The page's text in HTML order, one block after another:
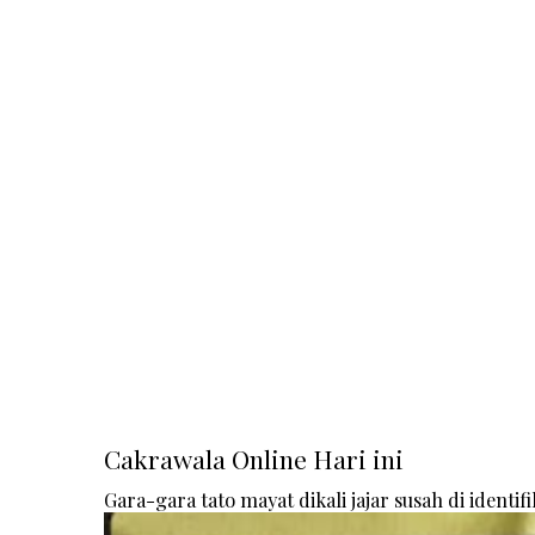
Cakrawala Online Hari ini
Gara-gara tato mayat dikali jajar susah di